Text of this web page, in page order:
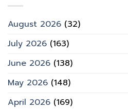
August 2026 (32)
July 2026 (163)
June 2026 (138)
May 2026 (148)
April 2026 (169)